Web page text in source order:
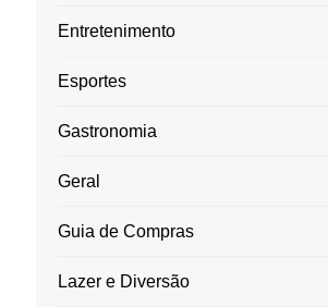
Entretenimento
Esportes
Gastronomia
Geral
Guia de Compras
Lazer e Diversão